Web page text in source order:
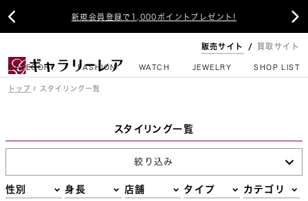
新規会員登録で1,000ポイントプレゼント!
 
販売サイト 買取サイト
CATEGORY FASHION WATCH JEWELRY SHOP LIST
トップ スタイリング一覧
スタイリング一覧
絞り込み
性別 身長 店舗 タイプ カテゴリ